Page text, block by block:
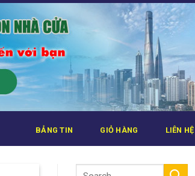
BẢNG TIN GIỎ HÀNG LIÊN HỆ